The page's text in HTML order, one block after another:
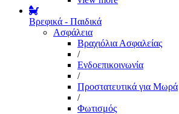
Βρεφικά - Παιδικά
Ασφάλεια
Βραχιόλια Ασφαλείας
/
Ενδοεπικοινωνία
/
Προστατευτικά για Μωρά
/
Φωτισμός